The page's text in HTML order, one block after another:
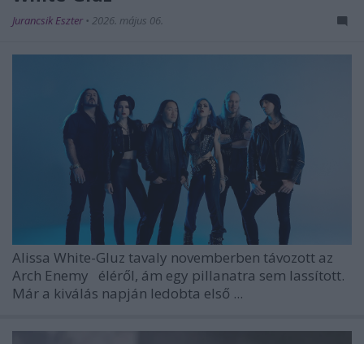
Jurancsik Eszter • 2026. május 06.
Alissa White-Gluz tavaly novemberben távozott az
Arch Enemy
éléről, ám egy pillanatra sem lassított.
Már a kiválás napján ledobta első ...